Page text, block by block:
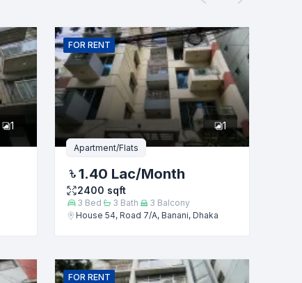
1
FOR RENT
1
Apartment/Flats
1.40 Lac/Month
2400 sqft
3 Bed 3 Bath 3 Balcony
House 54, Road 7/A, Banani, Dhaka
FOR RENT